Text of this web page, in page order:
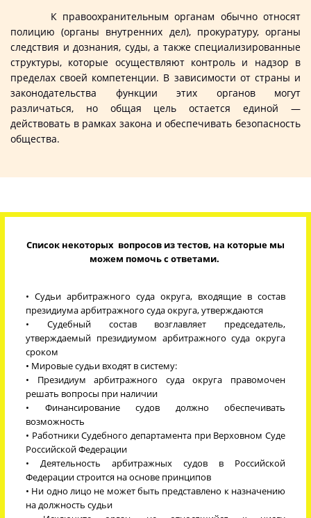
К правоохранительным органам обычно относят
полицию (органы внутренних дел), прокуратуру, органы
следствия и дознания, суды, а также специализированные
структуры, которые осуществляют контроль и надзор в
пределах своей компетенции. В зависимости от страны и
законодательства функции этих органов могут
различаться, но общая цель остается единой —
действовать в рамках закона и обеспечивать безопасность
общества.
Список некоторых вопросов из тестов, на которые мы
можем помочь с ответами.
• Судьи арбитражного суда округа, входящие в состав
президиума арбитражного суда округа, утверждаются
• Судебный состав возглавляет председатель,
утверждаемый президиумом арбитражного суда округа
сроком
• Мировые судьи входят в систему:
• Президиум арбитражного суда округа правомочен
решать вопросы при наличии
• Финансирование судов должно обеспечивать
возможность
• Работники Судебного департамента при Верховном Суде
Российской Федерации
• Деятельность арбитражных судов в Российской
Федерации строится на основе принципов
• Ни одно лицо не может быть представлено к назначению
на должность судьи